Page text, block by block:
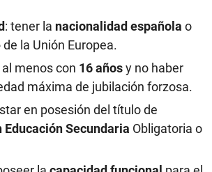
: tener la nacionalidad española o
la Unión Europea.
menos con 16 añosy no haber
máxima de jubilación forzosa.
en posesión del título de
Educación Secundaria Obligatoria o